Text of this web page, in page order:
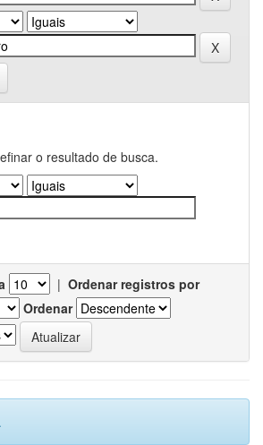
o resultado de busca.
| Ordenar registros por
Ordenar